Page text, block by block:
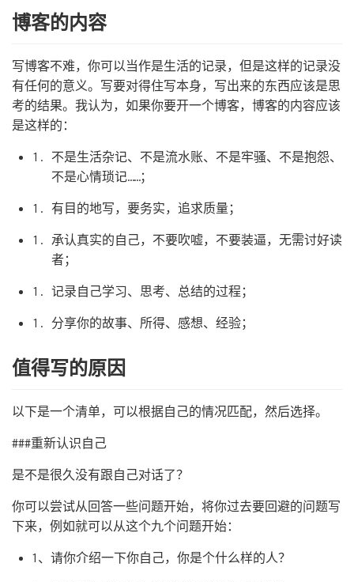
博客的内容
写博客不难，你可以当作是生活的记录，但是这样的记录没
有任何的意义。写要对得住写本身，写出来的东西应该是思
考的结果。我认为，如果你要开一个博客，博客的内容应该
是这样的：
不是生活杂记、不是流水账、不是牢骚、不是抱怨、
不是心情琐记……；
有目的地写，要务实，追求质量；
承认真实的自己，不要吹嘘，不要装逼，无需讨好读
者；
记录自己学习、思考、总结的过程；
分享你的故事、所得、感想、经验；
值得写的原因
以下是一个清单，可以根据自己的情况匹配，然后选择。
###重新认识自己
是不是很久没有跟自己对话了？
你可以尝试从回答一些问题开始，将你过去要回避的问题写
下来，例如就可以从这个九个问题开始：
1、请你介绍一下你自己，你是个什么样的人？